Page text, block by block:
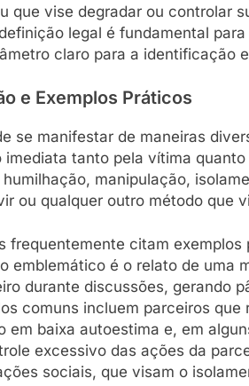
que vise degradar ou controlar
legal é fundamental
claro para a identificação
e Exemplos Práticos
se manifestar de maneiras
tanto pela vítima
manipulação,
ou qualquer outro método que
frequentemente citam
emblemático é o relato de uma
durante discussões, gerando
comuns incluem parceiros
em baixa autoestima e, em
excessivo das ações da
sociais, que visam o